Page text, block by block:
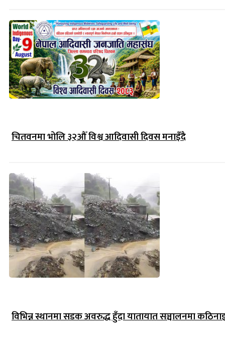
चितवनमा भोलि ३२औँ विश्व आदिवासी दिवस मनाइँदै
विभिन्न स्थानमा सडक अवरुद्ध हुँदा यातायात सञ्चालनमा